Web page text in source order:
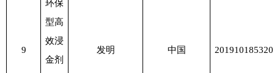
9
环保
型高
效浸
金剂
发明 中国